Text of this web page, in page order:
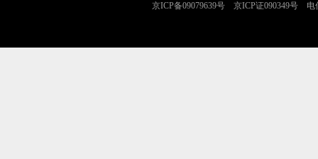
京ICP备09079639号 京ICP证090349号 电